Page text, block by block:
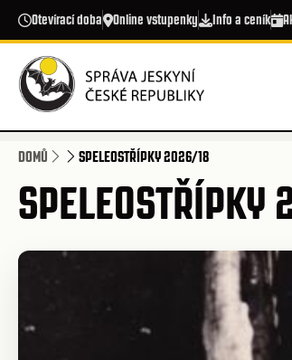
Přejít k hlavnímu obsahu
Otevírací doba Online vstupenky Info a ceník
DOMŮ SPELEOSTŘÍPKY 2026/18